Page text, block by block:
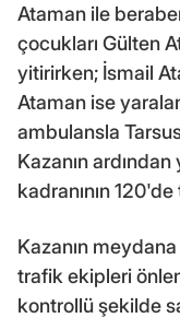
Ataman ile
çocukları Gülten
yitirirken; İsmail
Ataman ise
ambulansla
Kazanın
kadranının
Kazanın
trafik ekipleri
kontrollü şekilde